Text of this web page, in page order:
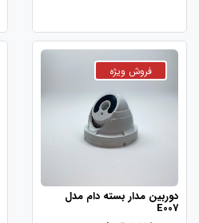
دوربین مدار بسته دام مدل
E007